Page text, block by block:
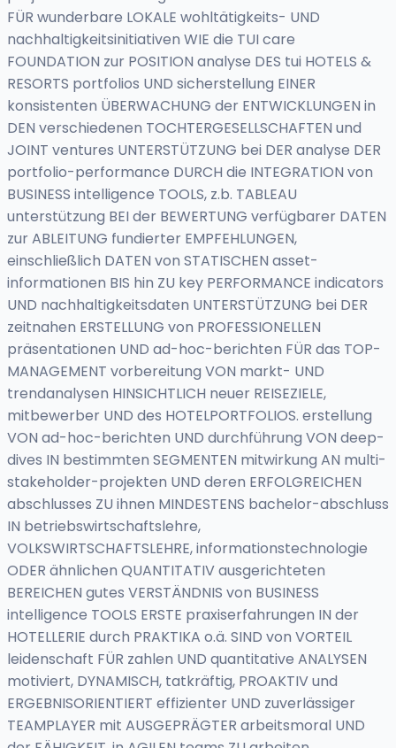
FÜR wunderbare LOKALE wohltätigkeits- UND
nachhaltigkeitsinitiativen WIE die TUI care
FOUNDATION zur POSITION analyse DES tui HOTELS &
RESORTS portfolios UND sicherstellung EINER
konsistenten ÜBERWACHUNG der ENTWICKLUNGEN in
DEN verschiedenen TOCHTERGESELLSCHAFTEN und
JOINT ventures UNTERSTÜTZUNG bei DER analyse DER
portfolio-performance DURCH die INTEGRATION von
BUSINESS intelligence TOOLS, z.b. TABLEAU
unterstützung BEI der BEWERTUNG verfügbarer DATEN
zur ABLEITUNG fundierter EMPFEHLUNGEN,
einschließlich DATEN von STATISCHEN asset-
informationen BIS hin ZU key PERFORMANCE indicators
UND nachhaltigkeitsdaten UNTERSTÜTZUNG bei DER
zeitnahen ERSTELLUNG von PROFESSIONELLEN
präsentationen UND ad-hoc-berichten FÜR das TOP-
MANAGEMENT vorbereitung VON markt- UND
trendanalysen HINSICHTLICH neuer REISEZIELE,
mitbewerber UND des HOTELPORTFOLIOS. erstellung
VON ad-hoc-berichten UND durchführung VON deep-
dives IN bestimmten SEGMENTEN mitwirkung AN multi-
stakeholder-projekten UND deren ERFOLGREICHEN
abschlusses ZU ihnen MINDESTENS bachelor-abschluss
IN betriebswirtschaftslehre,
VOLKSWIRTSCHAFTSLEHRE, informationstechnologie
ODER ähnlichen QUANTITATIV ausgerichteten
BEREICHEN gutes VERSTÄNDNIS von BUSINESS
intelligence TOOLS ERSTE praxiserfahrungen IN der
HOTELLERIE durch PRAKTIKA o.ä. SIND von VORTEIL
leidenschaft FÜR zahlen UND quantitative ANALYSEN
motiviert, DYNAMISCH, tatkräftig, PROAKTIV und
ERGEBNISORIENTIERT effizienter UND zuverlässiger
TEAMPLAYER mit AUSGEPRÄGTER arbeitsmoral UND